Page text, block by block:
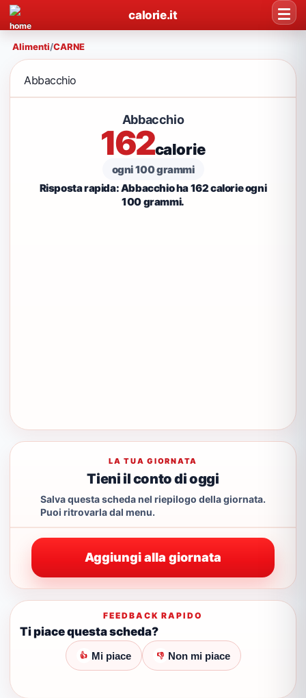
calorie.it
Alimenti/CARNE
Abbacchio
Abbacchio
162calorie
ogni 100 grammi
Risposta rapida: Abbacchio ha 162 calorie ogni
100 grammi.
LA TUA GIORNATA
Tieni il conto di oggi
Salva questa scheda nel riepilogo della giornata.
Puoi ritrovarla dal menu.
Aggiungi alla giornata
FEEDBACK RAPIDO
Ti piace questa scheda?
👍 Mi piace 👎 Non mi piace